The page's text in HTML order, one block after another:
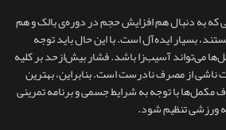
که به دنبال هم افزایش حجم در دوره‌ی بالک و هم
بسیار ایده‌آل است. با این‌ حال باید توجه
می‌تواند آسیب‌زا باشد. فشار بیش‌ازحد بر کلیه
ناشی از مصرف نادرست است. بنابراین، بهترین
با توجه به شرایط جسمی و برنامه تمرینی
ورزشی تنظیم شود.